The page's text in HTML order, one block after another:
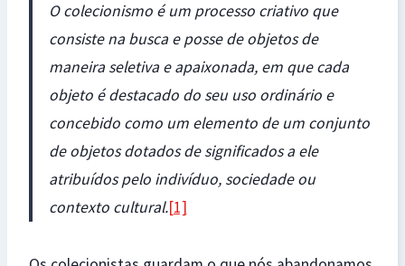
O colecionismo é um processo criativo que
consiste na busca e posse de objetos de
maneira seletiva e apaixonada, em que cada
objeto é destacado do seu uso ordinário e
concebido como um elemento de um conjunto
de objetos dotados de significados a ele
atribuídos pelo indivíduo, sociedade ou
contexto cultural.[1]